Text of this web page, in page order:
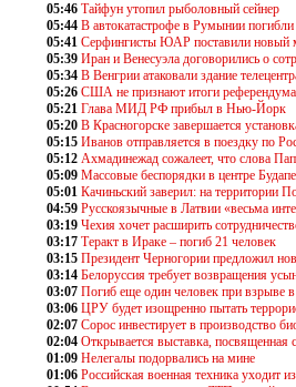
05:46 Тайфун утопил рыболовный сейнер
05:44 В автокатастрофе в Румынии погибли
05:41 Серфингисты ЮАР поставили новый
05:39 Иран и Венесуэла договорились о
05:34 В Венгрии атаковали здание
05:26 США не признают итоги
05:21 Глава МИД РФ прибыл в Нью-Йорк
05:20 В Красногорске завершается
05:15 Иванов отправляется в поездку по
05:12 Ахмадинежад сожалеет, что слова
05:09 Массовые беспорядки в центре
05:01 Качиньский заверил: на территории
04:59 Русскоязычные в Латвии «весьма
03:19 Чехия хочет расширить
03:17 Теракт в Ираке – погиб 21 человек
03:15 Президент Черногории предложил
03:14 Белоруссия требует возвращения
03:07 Погиб еще один человек при взрыве
03:06 ЦРУ будет изощренно пытать
02:07 Сорос инвестирует в производство
02:04 Открывается выставка, посвященная
01:09 Нелегалы подорвались на мине
01:06 Российская военная техника уходит